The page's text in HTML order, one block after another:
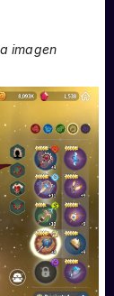
imagen